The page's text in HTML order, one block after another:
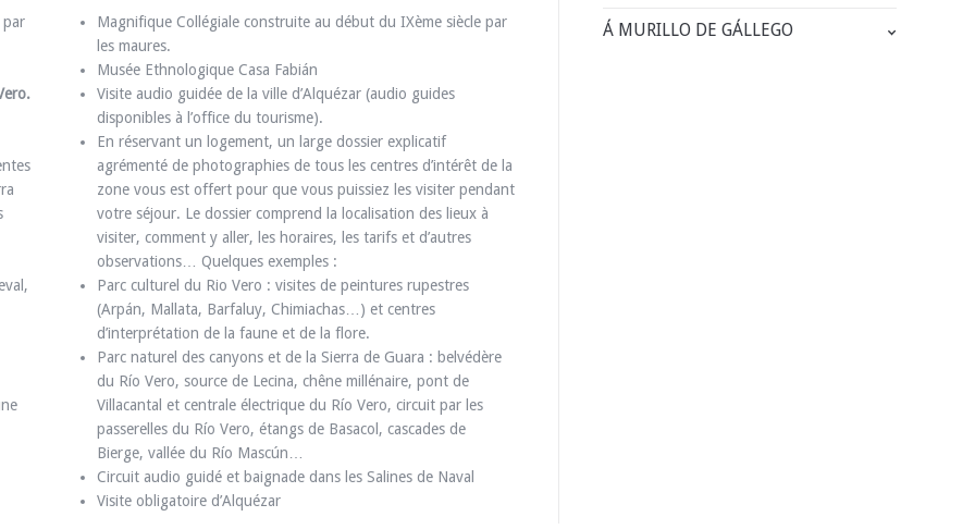
par
Magnifique Collégiale construite au début du IXème siècle par
les maures.
Musée Ethnologique Casa Fabián
Visite audio guidée de la ville d’Alquézar (audio guides
disponibles à l’office du tourisme).
En réservant un logement, un large dossier explicatif
agrémenté de photographies de tous les centres d’intérêt de la
zone vous est offert pour que vous puissiez les visiter pendant
votre séjour. Le dossier comprend la localisation des lieux à
visiter, comment y aller, les horaires, les tarifs et d’autres
observations… Quelques exemples :
Parc culturel du Rio Vero : visites de peintures rupestres
(Arpán, Mallata, Barfaluy, Chimiachas…) et centres
d’interprétation de la faune et de la flore.
Parc naturel des canyons et de la Sierra de Guara : belvédère
du Río Vero, source de Lecina, chêne millénaire, pont de
Villacantal et centrale électrique du Río Vero, circuit par les
passerelles du Río Vero, étangs de Basacol, cascades de
Bierge, vallée du Río Mascún…
Circuit audio guidé et baignade dans les Salines de Naval
Visite obligatoire d’Alquézar
Á MURILLO DE GÁLLEGO